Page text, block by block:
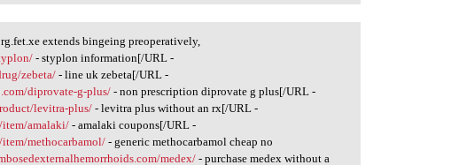
extends bingeing preoperatively,
- styplon information[/URL -
zebeta/ - line uk zebeta[/URL -
diprovate-g-plus/- non prescription diprovate g plus[/URL -
levitra-plus/ - levitra plus without an rx[/URL -
item/amalaki/ - amalaki coupons[/URL -
methocarbamol/ - generic methocarbamol cheap no
medex/- purchase medex without a